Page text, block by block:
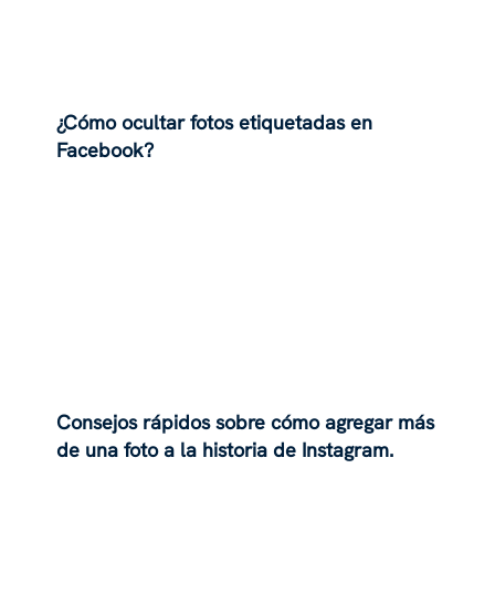
¿Cómo ocultar fotos etiquetadas en
Facebook?
Consejos rápidos sobre cómo agregar más
de una foto a la historia de Instagram.